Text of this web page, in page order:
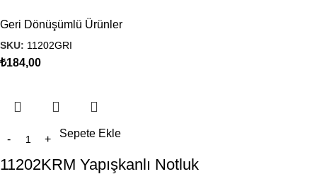
Geri Dönüşümlü Ürünler
SKU: 11202GRI
₺184,00
Sepete Ekle
11202KRM Yapışkanlı Notluk